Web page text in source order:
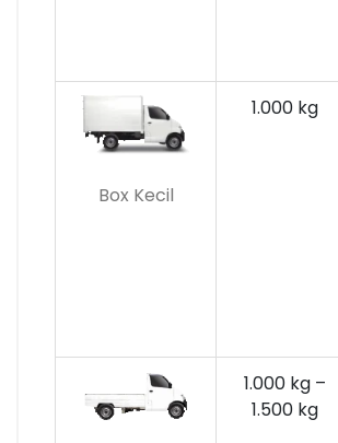
Box Kecil
1.000 kg
1.000 kg –
1.500 kg